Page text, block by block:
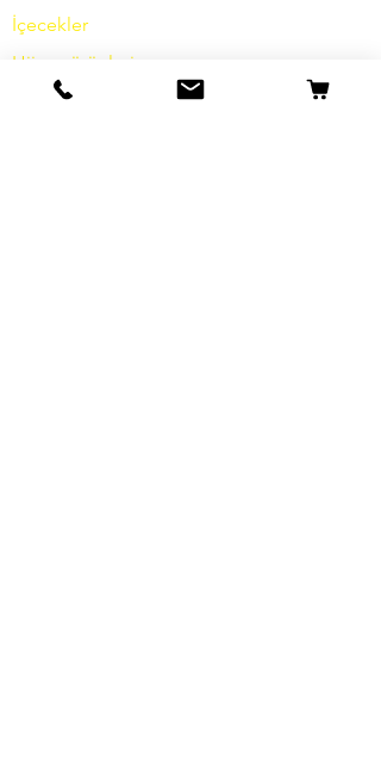
İçecekler
Hijyen ürünleri
Çeşitli